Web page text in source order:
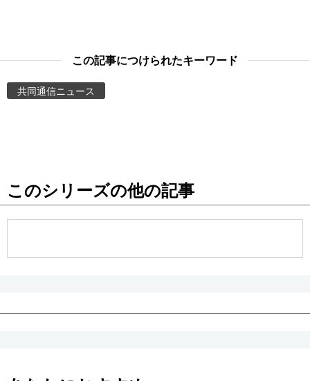
お知らせ
この記事につけられたキーワード
共同通信ニュース
このシリーズの他の記事